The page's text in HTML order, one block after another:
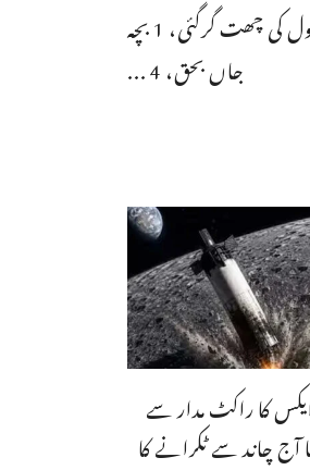
لاہور، باغبانپورہ میں سکول کی چھت گرگئی، 1 بچہ
جاں بحق، 4 ...
کا راکٹ مدار سے
آج چاند سے ٹکرانے کا